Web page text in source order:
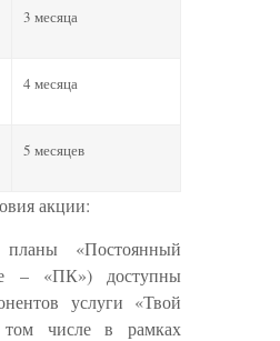
3 месяца
4 месяца
5 месяцев
акции:
«Постоянный
– «ПК») доступны
услуги «Твой
числе в рамках